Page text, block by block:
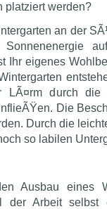
platziert werden?
an der
Ihr eigenes
LÃ¤rm durch
Die
Durch die
so labilen
Ausbau eines
der Arbeit selbst